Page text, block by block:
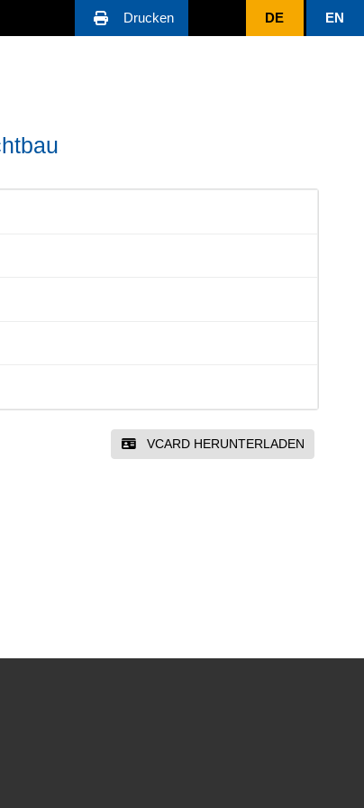
Drucken DE EN
VCARD HERUNTERLADEN